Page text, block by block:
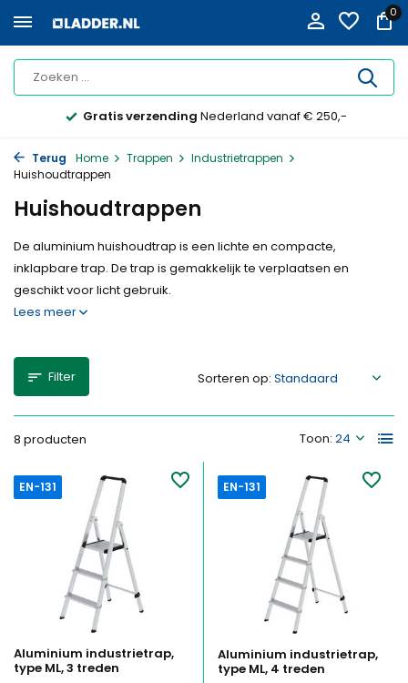
0
Op rekeningmet factuur bestellen mogelijk
Terug Home Trappen
Industrietrappen
Huishoudtrappen
Huishoudtrappen
De aluminium huishoudtrap is een lichte en compacte,
inklapbare trap. De trap is gemakkelijk te verplaatsen en
geschikt voor licht gebruik.
Lees meer
Filter
8 producten Toon:
Sorteren op:
EN-131
Aluminium industrietrap,
type ML, 3 treden
EN-131
Aluminium industrietrap,
type ML, 4 treden